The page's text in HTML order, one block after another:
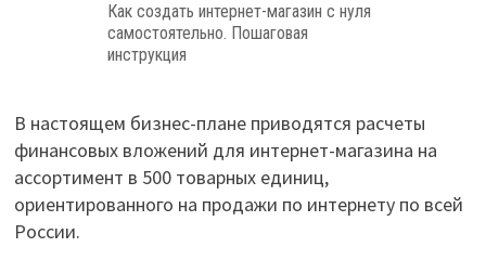
Как создать интернет-магазин с нуля
самостоятельно. Пошаговая
инструкция
В настоящем бизнес-плане приводятся расчеты
финансовых вложений для интернет-магазина на
ассортимент в 500 товарных единиц,
ориентированного на продажи по интернету по всей
России.